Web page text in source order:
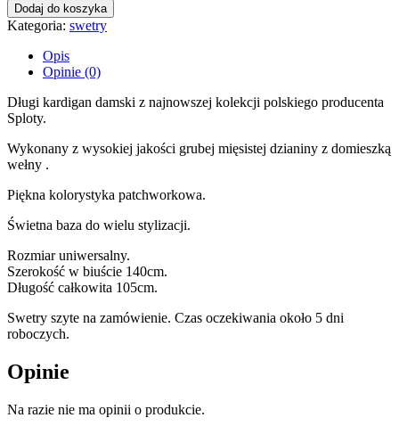
Dodaj do koszyka
Kategoria: swetry
Opis
Opinie (0)
Długi kardigan damski z najnowszej kolekcji polskiego producenta
Sploty.
Wykonany z wysokiej jakości grubej mięsistej dzianiny z domieszką
wełny .
Piękna kolorystyka patchworkowa.
Świetna baza do wielu stylizacji.
Rozmiar uniwersalny.
Szerokość w biuście 140cm.
Długość całkowita 105cm.
Swetry szyte na zamówienie. Czas oczekiwania około 5 dni
roboczych.
Opinie
Na razie nie ma opinii o produkcie.